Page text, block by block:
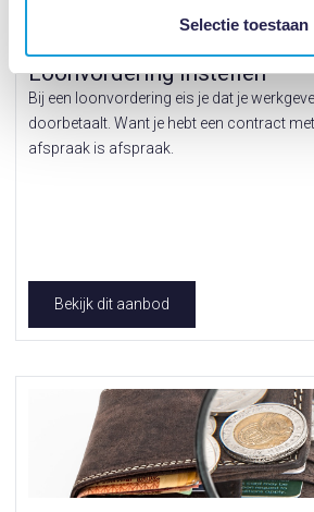
Selectie toestaan
prijs op aanvraag
Loonvordering instellen
Bij een loonvordering eis je dat je
doorbetaalt. Want je hebt een contract
afspraak is afspraak.
Bekijk dit aanbod